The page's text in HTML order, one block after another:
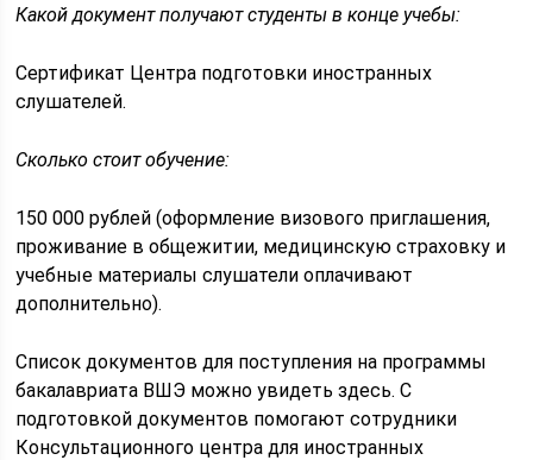
Какой документ получают студенты в конце учебы:
Сертификат Центра подготовки иностранных
слушателей.
Сколько стоит обучение:
150 000 рублей (оформление визового приглашения,
проживание в общежитии, медицинскую страховку и
учебные материалы слушатели оплачивают
дополнительно).
Список документов для поступления на программы
бакалавриата ВШЭ можно увидеть здесь. С
подготовкой документов помогают сотрудники
Консультационного центра для иностранных